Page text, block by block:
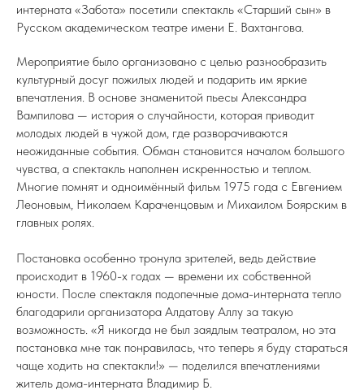
интерната «Забота» посетили спектакль «Старший сын» в
Русском академическом театре имени Е. Вахтангова.
Мероприятие было организовано с целью разнообразить
культурный досуг пожилых людей и подарить им яркие
впечатления. В основе знаменитой пьесы Александра
Вампилова — история о случайности, которая приводит
молодых людей в чужой дом, где разворачиваются
неожиданные события. Обман становится началом большого
чувства, а спектакль наполнен искренностью и теплом.
Многие помнят и одноимённый фильм 1975 года с Евгением
Леоновым, Николаем Караченцовым и Михаилом Боярским в
главных ролях.
Постановка особенно тронула зрителей, ведь действие
происходит в 1960-х годах — времени их собственной
юности. После спектакля подопечные дома-интерната тепло
благодарили организатора Алдатову Аллу за такую
возможность. «Я никогда не был заядлым театралом, но эта
постановка мне так понравилась, что теперь я буду стараться
чаще ходить на спектакли!» — поделился впечатлениями
житель дома-интерната Владимир Б.